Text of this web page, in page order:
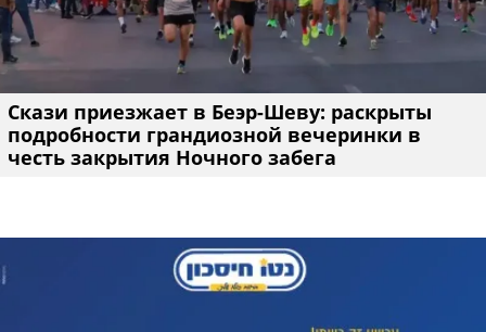
Скази приезжает в Беэр-Шеву: раскрыты
подробности грандиозной вечеринки в
честь закрытия Ночного забега